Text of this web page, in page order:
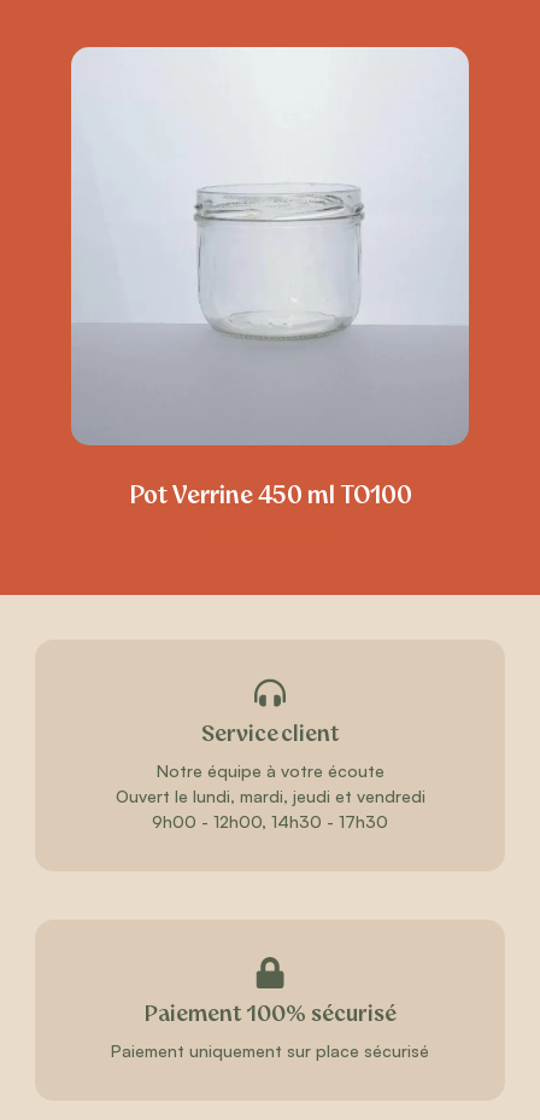
Pot Verrine 450 ml TO100
Service client
Notre équipe à votre écoute
Ouvert le lundi, mardi, jeudi et vendredi
9h00 - 12h00, 14h30 - 17h30
Paiement 100% sécurisé
Paiement uniquement sur place sécurisé